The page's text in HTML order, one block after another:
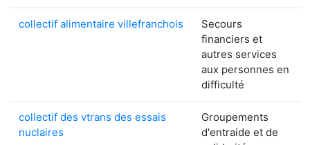
collectif alimentaire villefranchois
Secours
financiers et
autres services
aux personnes en
difficulté
collectif des vtrans des essais
nuclaires
Groupements
d'entraide et de